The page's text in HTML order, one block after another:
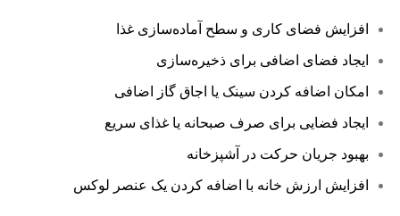
افزایش فضای کاری و سطح آماده‌سازی غذا
ایجاد فضای اضافی برای ذخیره‌سازی
امکان اضافه کردن سینک یا اجاق گاز اضافی
ایجاد فضایی برای صرف صبحانه یا غذای سریع
بهبود جریان حرکت در آشپزخانه
افزایش ارزش خانه با اضافه کردن یک عنصر لوکس